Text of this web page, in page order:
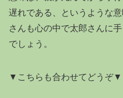
遅れである、というような
さんも心の中で太郎さんに
でしょう。
▼こちらも合わせてどうぞ▼